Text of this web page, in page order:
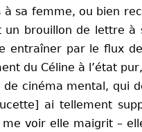
à sa femme, ou bien
brouillon de lettre à
entraîner par le flux
du Céline à l’état
cinéma mental, qui
ai tellement
voir elle maigrit –